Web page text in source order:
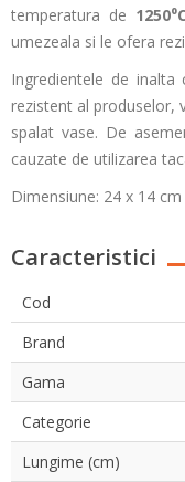
temperatura de 1250⁰C
umezeala si le ofera
Ingredientele de
rezistent al produselor,
spalat vase. De
cauzate de utilizarea
Dimensiune: 24 x 14 cm
Caracteristici
Cod
Brand
Gama
Categorie
Lungime (cm)